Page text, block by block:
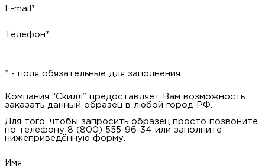
E-mail*
Телефон*
* - поля обязательные для заполнения
Компания “Скилл” предоставляет Вам возможность
заказать данный образец в любой город РФ.
Для того, чтобы запросить образец просто позвоните
по телефону 8 (800) 555-96-34 или заполните
нижеприведённую форму.
Имя